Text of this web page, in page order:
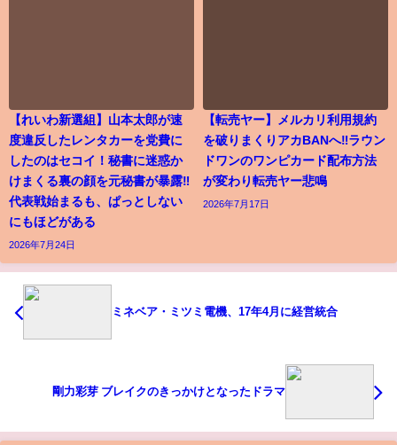
【れいわ新選組】山本太郎が速
度違反したレンタカーを党費に
したのはセコイ！秘書に迷惑か
けまくる裏の顔を元秘書が暴露‼
代表戦始まるも、ぱっとしない
にもほどがある
2026年7月24日
【転売ヤー】メルカリ利用規約
を破りまくりアカBANへ‼ラウン
ドワンのワンピカード配布方法
が変わり転売ヤー悲鳴
2026年7月17日
ミネベア・ミツミ電機、17年4月に経営統合
剛力彩芽 ブレイクのきっかけとなったドラマ